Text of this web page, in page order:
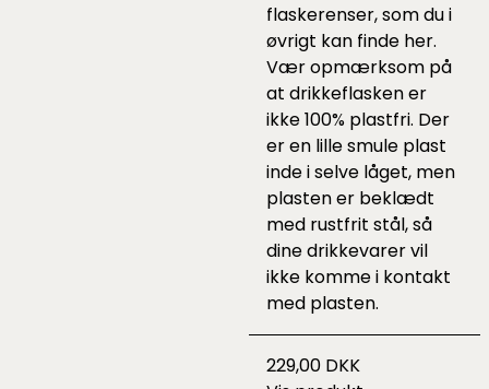
flaskerenser, som du i
øvrigt kan finde her.
Vær opmærksom på
at drikkeflasken er
ikke 100% plastfri. Der
er en lille smule plast
inde i selve låget, men
plasten er beklædt
med rustfrit stål, så
dine drikkevarer vil
ikke komme i kontakt
med plasten.
229,00 DKK